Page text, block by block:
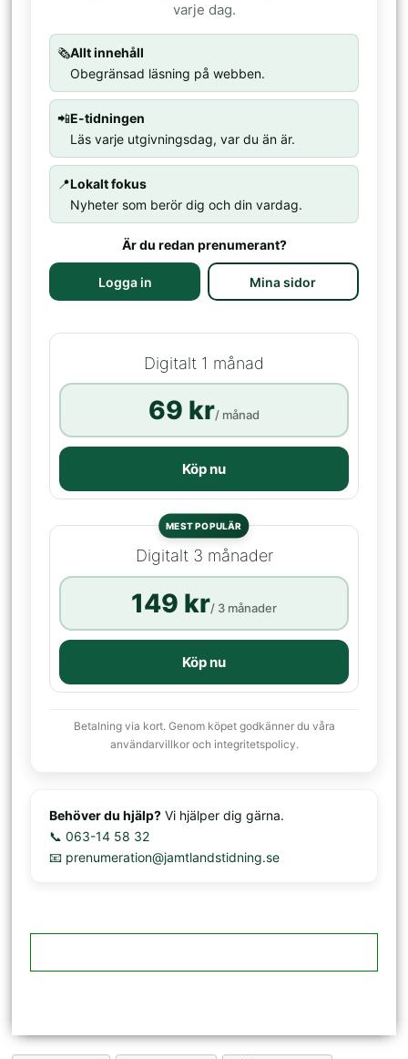
varje dag.
🗞️Allt innehåll
Obegränsad läsning på webben.
📲E-tidningen
Läs varje utgivningsdag, var du än är.
📍Lokalt fokus
Nyheter som berör dig och din vardag.
Är du redan prenumerant?
Logga in Mina sidor
Digitalt 1 månad
69 kr/ månad
Köp nu
MEST POPULÄR
Digitalt 3 månader
149 kr/ 3 månader
Köp nu
Betalning via kort. Genom köpet godkänner du våra
användarvillkor och integritetspolicy.
Behöver du hjälp? Vi hjälper dig gärna.
📞 063-14 58 32
📧 prenumeration@jamtlandstidning.se